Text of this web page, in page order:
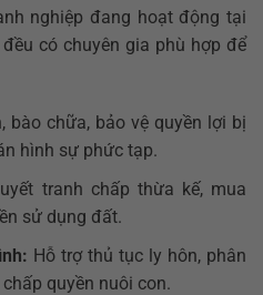
nghiệp đang hoạt động tại
có chuyên gia phù hợp để
bào chữa, bảo vệ quyền lợi bị
hình sự phức tạp.
tranh chấp thừa kế, mua
sử dụng đất.
Hỗ trợ thủ tục ly hôn, phân
quyền nuôi con.